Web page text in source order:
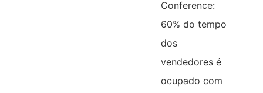
Conference:
60% do tempo
dos
vendedores é
ocupado com